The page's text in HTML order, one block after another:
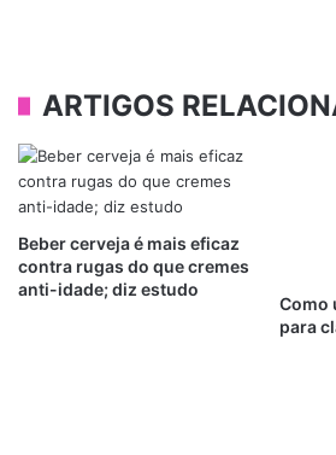
ARTIGOS
Beber cerveja é mais eficaz
contra rugas do que cremes
anti-idade; diz estudo
Como
para